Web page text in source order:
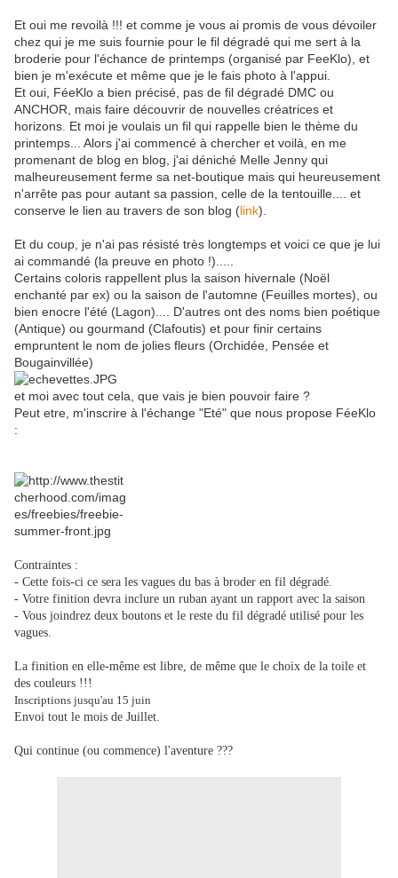
Et oui me revoilà !!! et comme je vous ai promis de vous dévoiler
chez qui je me suis fournie pour le fil dégradé qui me sert à la
broderie pour l'échance de printemps (organisé par FeeKlo), et
bien je m'exécute et même que je le fais photo à l'appui.
Et oui, FéeKlo a bien précisé, pas de fil dégradé DMC ou
ANCHOR, mais faire découvrir de nouvelles créatrices et
horizons. Et moi je voulais un fil qui rappelle bien le thème du
printemps... Alors j'ai commencé à chercher et voilà, en me
promenant de blog en blog, j'ai déniché Melle Jenny qui
malheureusement ferme sa net-boutique mais qui heureusement
n'arrête pas pour autant sa passion, celle de la tentouille.... et
conserve le lien au travers de son blog (link).
Et du coup, je n'ai pas résisté très longtemps et voici ce que je lui
ai commandé (la preuve en photo !).....
Certains coloris rappellent plus la saison hivernale (Noël
enchanté par ex) ou la saison de l'automne (Feuilles mortes), ou
bien enocre l'été (Lagon).... D'autres ont des noms bien poétique
(Antique) ou gourmand (Clafoutis) et pour finir certains
empruntent le nom de jolies fleurs (Orchidée, Pensée et
Bougainvillée)
et moi avec tout cela, que vais je bien pouvoir faire ?
Peut etre, m'inscrire à l'échange "Eté" que nous propose FéeKlo
:
Contraintes :
- Cette fois-ci ce sera les vagues du bas à broder en fil dégradé.
- Votre finition devra inclure un ruban ayant un rapport avec la saison
- Vous joindrez deux boutons et le reste du fil dégradé utilisé pour les
vagues.
La finition en elle-même est libre, de même que le choix de la toile et
des couleurs !!!
Inscriptions jusqu'au 15 juin
Envoi tout le mois de Juillet.
Qui continue (ou commence) l'aventure ???